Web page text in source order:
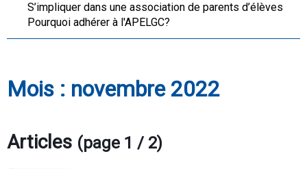
S’impliquer dans une association de parents d’élèves
Pourquoi adhérer à l'APELGC?
Mois : novembre 2022
Articles (page 1 / 2)